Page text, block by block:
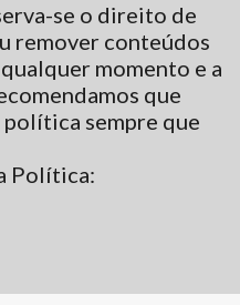
se o direito de
remover conteúdos
momento e a
que
sempre que
Política: